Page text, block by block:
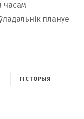
часам
плануе
ГІСТОРЫЯ